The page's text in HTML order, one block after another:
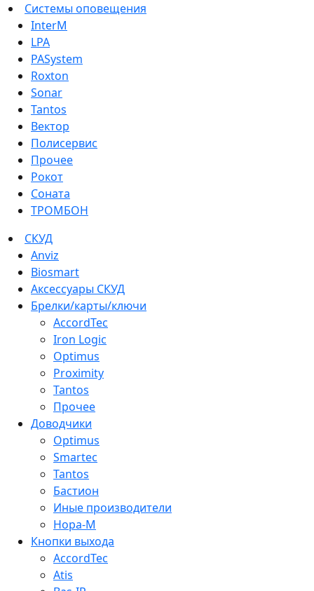
Системы оповещения
InterM
LPA
PASystem
Roxton
Sonar
Tantos
Вектор
Полисервис
Прочее
Рокот
Соната
ТРОМБОН
СКУД
Anviz
Biosmart
Аксессуары СКУД
Брелки/карты/ключи
AccordTec
Iron Logic
Optimus
Proximity
Tantos
Прочее
Доводчики
Optimus
Smartec
Tantos
Бастион
Иные производители
Нора-М
Кнопки выхода
AccordTec
Atis